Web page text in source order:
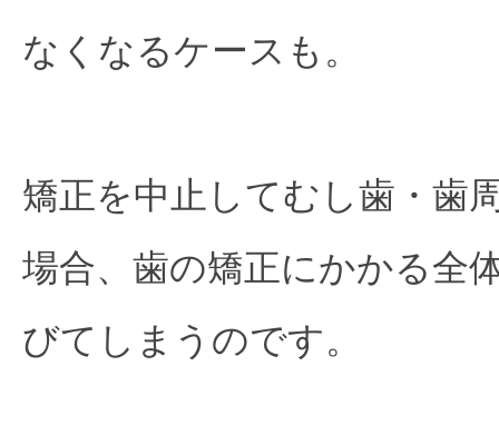
なくなるケースも。
矯正を中止してむし歯・歯
場合、歯の矯正にかかる全
びてしまうのです。